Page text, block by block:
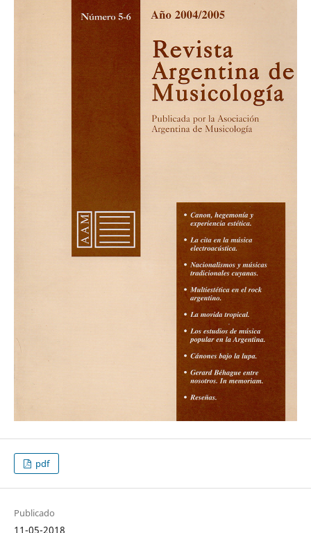
pdf
Publicado
11-05-2018